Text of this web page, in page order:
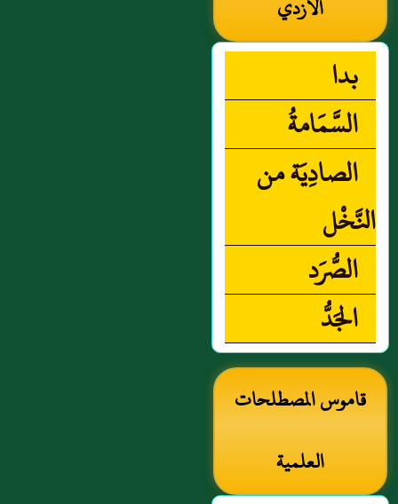
الأزدي
بدا
السَّمَامةُ
الصادِيَة من
النَّخْل
الصُّرَد
الجَدُّ
قاموس المصطلحات
العلمية